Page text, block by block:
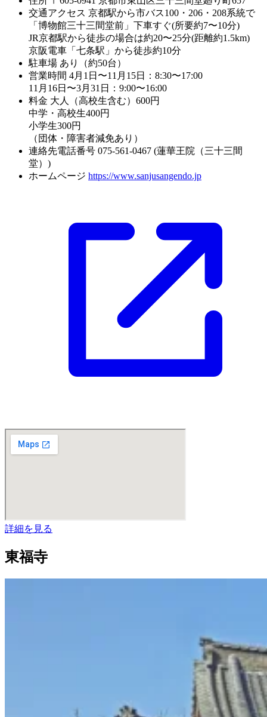
交通アクセス 京都駅から市バス100・206・208系統で
「博物館三十三間堂前」下車すぐ(所要約7〜10分)
JR京都駅から徒歩の場合は約20〜25分(距離約1.5km)
京阪電車「七条駅」から徒歩約10分
駐車場 あり（約50台）
営業時間 4月1日〜11月15日：8:30〜17:00
11月16日〜3月31日：9:00〜16:00
料金 大人（高校生含む）600円
中学・高校生400円
小学生300円
（団体・障害者減免あり）
連絡先電話番号 075-561-0467 (蓮華王院（三十三間
堂）)
ホームページ https://www.sanjusangendo.jp
詳細を見る
東福寺